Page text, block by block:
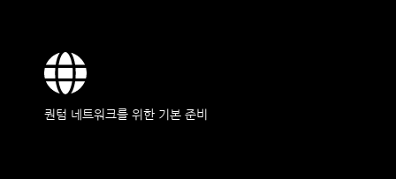
퀀텀 네트워크를 위한 기본 준비